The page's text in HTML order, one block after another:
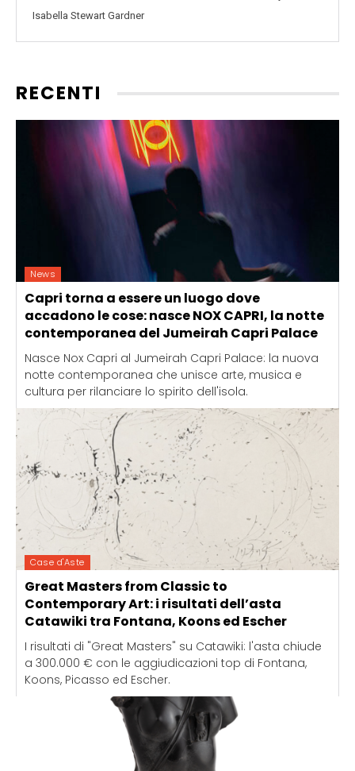
Isabella Stewart Gardner
RECENTI
News
Capri torna a essere un luogo dove
accadono le cose: nasce NOX CAPRI, la notte
contemporanea del Jumeirah Capri Palace
Nasce Nox Capri al Jumeirah Capri Palace: la nuova
notte contemporanea che unisce arte, musica e
cultura per rilanciare lo spirito dell'isola.
Case d'Aste
Great Masters from Classic to
Contemporary Art: i risultati dell’asta
Catawiki tra Fontana, Koons ed Escher
I risultati di "Great Masters" su Catawiki: l'asta chiude
a 300.000 € con le aggiudicazioni top di Fontana,
Koons, Picasso ed Escher.